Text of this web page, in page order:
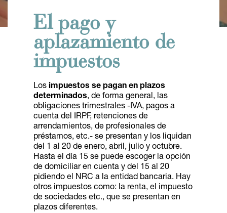
El pago y
aplazamiento de
impuestos
Los impuestos se pagan en plazos
determinados, de forma general, las
obligaciones trimestrales -IVA, pagos a
cuenta del IRPF, retenciones de
arrendamientos, de profesionales de
préstamos, etc.- se presentan y los liquidan
del 1 al 20 de enero, abril, julio y octubre.
Hasta el día 15 se puede escoger la opción
de domiciliar en cuenta y del 15 al 20
pidiendo el NRC a la entidad bancaria. Hay
otros impuestos como: la renta, el impuesto
de sociedades etc., que se presentan en
plazos diferentes.